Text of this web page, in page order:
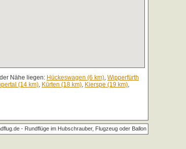
Nähe liegen: Hückeswagen (6 km), Wipperfürth
(14 km), Kürten (18 km), Kierspe (19 km),
- Rundflüge im Hubschrauber, Flugzeug oder Ballon